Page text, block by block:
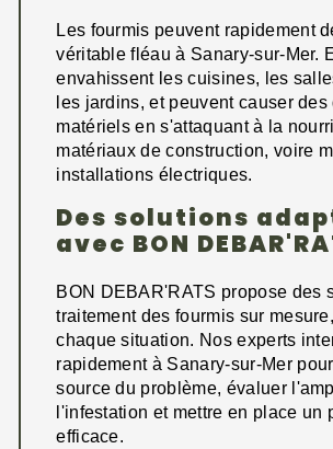
Les fourmis peuvent rapidement
véritable fléau à Sanary-sur-Mer.
envahissent les cuisines, les
les jardins, et peuvent causer
matériels en s'attaquant à la
matériaux de construction, voire
installations électriques.
Des solutions
avec BON
BON DEBAR'RATS propose des
traitement des fourmis sur
chaque situation. Nos experts
rapidement à Sanary-sur-Mer
source du problème, évaluer
l'infestation et mettre en place un
efficace.